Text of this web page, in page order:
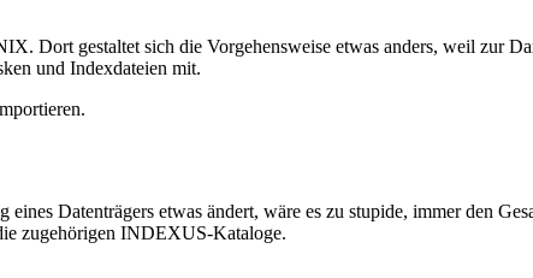
gestaltet sich die Vorgehensweise etwas anders, weil zur
und Indexdateien mit.
Datenträgers etwas ändert, wäre es zu stupide, immer den
zugehörigen INDEXUS-Kataloge.